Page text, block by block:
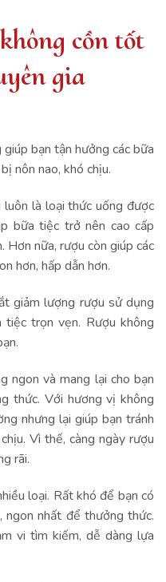
cồn tốt
gia
bạn tận hưởng các bữa
nôn nao, khó chịu.
luôn là loại thức uống được
bữa tiệc trở nên cao cấp
Hơn nữa, rượu còn giúp các
hơn, hấp dẫn hơn.
giảm lượng rượu sử dụng
trọn vẹn. Rượu không
ngon và mang lại cho bạn
thức. Với hương vị không
nhưng lại giúp bạn tránh
Vì thế, càng ngày rượu
rãi.
loại. Rất khó để bạn có
ngon nhất để thưởng thức.
vi tìm kiếm, dễ dàng lựa